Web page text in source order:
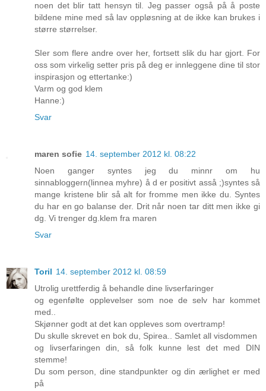
noen det blir tatt hensyn til. Jeg passer også på å poste
bildene mine med så lav oppløsning at de ikke kan brukes i
større størrelser.
SIer som flere andre over her, fortsett slik du har gjort. For
oss som virkelig setter pris på deg er innleggene dine til stor
inspirasjon og ettertanke:)
Varm og god klem
Hanne:)
Svar
maren sofie 14. september 2012 kl. 08:22
Noen ganger syntes jeg du minnr om hu
sinnabloggern(linnea myhre) å d er positivt asså ;)syntes så
mange kristene blir så alt for fromme men ikke du. Syntes
du har en go balanse der. Drit når noen tar ditt men ikke gi
dg. Vi trenger dg.klem fra maren
Svar
Toril 14. september 2012 kl. 08:59
Utrolig urettferdig å behandle dine livserfaringer
og egenfølte opplevelser som noe de selv har kommet
med..
Skjønner godt at det kan oppleves som overtramp!
Du skulle skrevet en bok du, Spirea.. Samlet all visdommen
og livserfaringen din, så folk kunne lest det med DIN
stemme!
Du som person, dine standpunkter og din ærlighet er med
på